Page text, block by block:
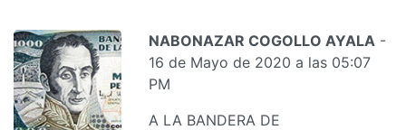
NABONAZAR COGOLLO AYALA -
16 de Mayo de 2020 a las 05:07
PM
A LA BANDERA DE